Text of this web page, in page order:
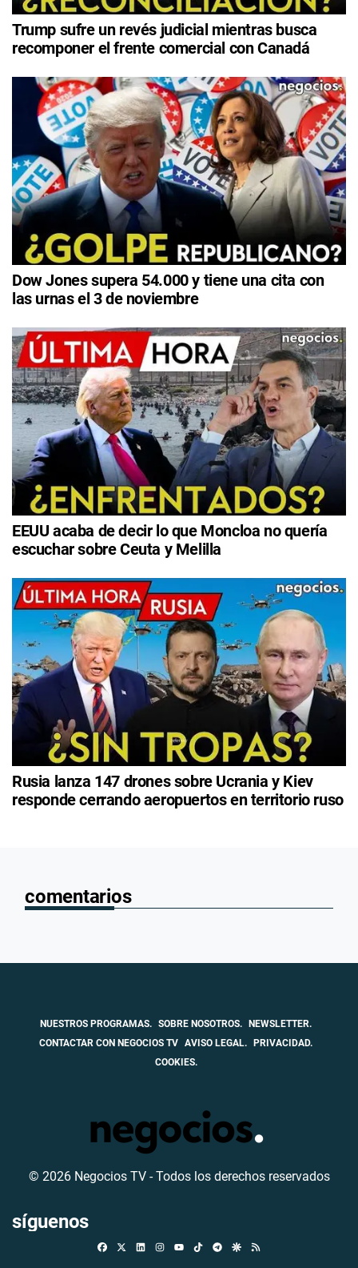
Trump sufre un revés judicial mientras busca
recomponer el frente comercial con Canadá
Dow Jones supera 54.000 y tiene una cita con
las urnas el 3 de noviembre
EEUU acaba de decir lo que Moncloa no quería
escuchar sobre Ceuta y Melilla
Rusia lanza 147 drones sobre Ucrania y Kiev
responde cerrando aeropuertos en territorio ruso
comentarios
NUESTROS PROGRAMAS. SOBRE NOSOTROS.
NEWSLETTER.
CONTACTAR CON NEGOCIOS TV AVISO LEGAL.
PRIVACIDAD.
COOKIES.
© 2026 Negocios TV - Todos los derechos reservados
síguenos
FacebookLinkedinInstagramTikTokTelegramGoogle Discover